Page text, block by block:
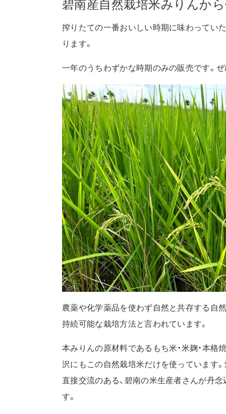
碧南産自然栽培米みりんか
搾りたての一番おいしい時期に味わってい
ります。
一年のうちわずかな時期のみの販売です。
農薬や化学薬品を使わず自然と共存する自
持続可能な栽培方法と言われています。
本みりんの原材料であるもち米・米麹・本格
沢にもこの自然栽培米だけを使っています。
直接交流のある、碧南の米生産者さんが丹
す。